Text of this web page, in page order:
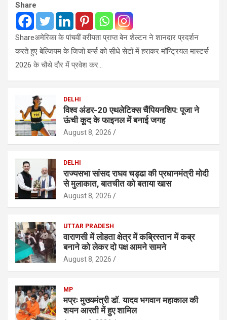
Share
Shareअमेरिका के पांचवीं वरीयता प्राप्त बेन शेल्टन ने शानदार प्रदर्शन
करते हुए बेल्जियम के जिजो बर्ग्स को सीधे सेटों में हराकर मॉन्ट्रियल मास्टर्स
2026 के चौथे दौर में प्रवेश कर…
DELHI
विश्व अंडर-20 एथलेटिक्स चैंपियनशिप: पूजा ने
ऊंची कूद के फाइनल में बनाई जगह
August 8, 2026
DELHI
राज्यसभा सांसद राघव चड्ढा की प्रधानमंत्री मोदी
से मुलाकात, बातचीत को बताया खास
August 8, 2026
UTTAR PRADESH
वाराणसी में लोहता क्षेत्र में कब्रिस्तान में कब्र
बनाने को लेकर दो पक्ष आमने सामने
August 8, 2026
MP
मप्रः मुख्यमंत्री डॉ. यादव भगवान महाकाल की
शयन आरती में हुए शामिल